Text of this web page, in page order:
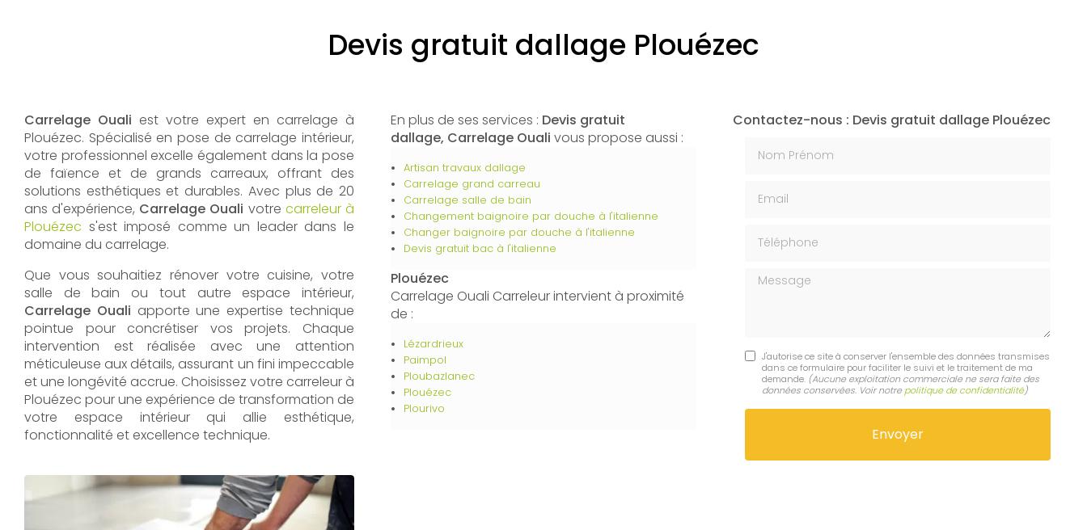
Devis gratuit dallage Plouézec
Carrelage Ouali est votre expert en carrelage à
Plouézec. Spécialisé en pose de carrelage intérieur,
votre professionnel excelle également dans la pose
de faïence et de grands carreaux, offrant des
solutions esthétiques et durables. Avec plus de 20
ans d'expérience, Carrelage Ouali votre carreleur à
Plouézec s'est imposé comme un leader dans le
domaine du carrelage.
Que vous souhaitiez rénover votre cuisine, votre
salle de bain ou tout autre espace intérieur,
Carrelage Ouali apporte une expertise technique
pointue pour concrétiser vos projets. Chaque
intervention est réalisée avec une attention
méticuleuse aux détails, assurant un fini impeccable
et une longévité accrue. Choisissez votre carreleur à
Plouézec pour une expérience de transformation de
votre espace intérieur qui allie esthétique,
fonctionnalité et excellence technique.
En plus de ses services : Devis gratuit
dallage, Carrelage Ouali vous propose aussi :
Artisan travaux dallage
Carrelage grand carreau
Carrelage salle de bain
Changement baignoire par douche à l'italienne
Changer baignoire par douche à l'italienne
Devis gratuit bac à l'italienne
Plouézec
Carrelage Ouali Carreleur intervient à proximité
de :
Lézardrieux
Paimpol
Ploubazlanec
Plouézec
Plourivo
Contactez-nous : Devis gratuit dallage Plouézec
Message
J'autorise ce site à conserver l'ensemble des données transmises
dans ce formulaire pour faciliter le suivi et le traitement de ma
demande. (Aucune exploitation commerciale ne sera faite des
données conservées. Voir notre politique de confidentialité)